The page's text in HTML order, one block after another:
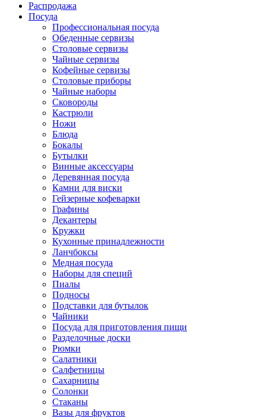
Распродажа
Посуда
Профессиональная посуда
Обеденные сервизы
Столовые сервизы
Чайные сервизы
Кофейные сервизы
Столовые приборы
Чайные наборы
Сковороды
Кастрюли
Ножи
Блюда
Бокалы
Бутылки
Винные аксессуары
Деревянная посуда
Камни для виски
Гейзерные кофеварки
Графины
Декантеры
Кружки
Кухонные принадлежности
Ланчбоксы
Медная посуда
Наборы для специй
Пиалы
Подносы
Подставки для бутылок
Чайники
Посуда для приготовления пищи
Разделочные доски
Рюмки
Салатники
Салфетницы
Сахарницы
Солонки
Стаканы
Вазы для фруктов